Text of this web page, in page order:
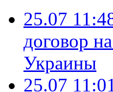
25.07
договор
Украины
25.07